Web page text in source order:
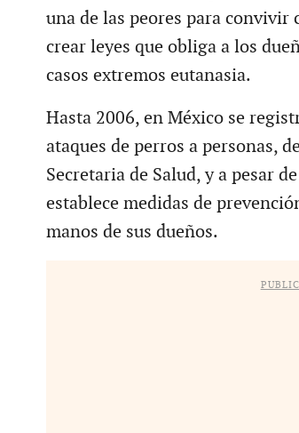
una de las peores para convivir
crear leyes que obliga a los
casos extremos eutanasia.
Hasta 2006, en México se
ataques de perros a personas,
Secretaria de Salud, y a pesar
establece medidas de
manos de sus dueños.